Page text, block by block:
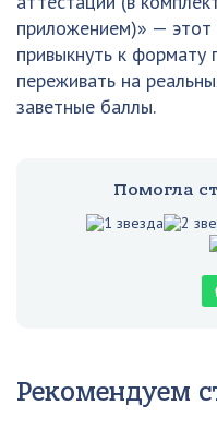
приложением)» —
привыкнуть к
переживать на
заветные баллы.
Помогла
Рекомендуем